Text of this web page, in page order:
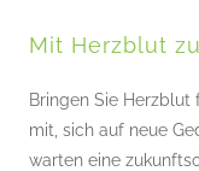
Mit Herzblut
Bringen Sie Herzblut
mit, sich auf neue
warten eine